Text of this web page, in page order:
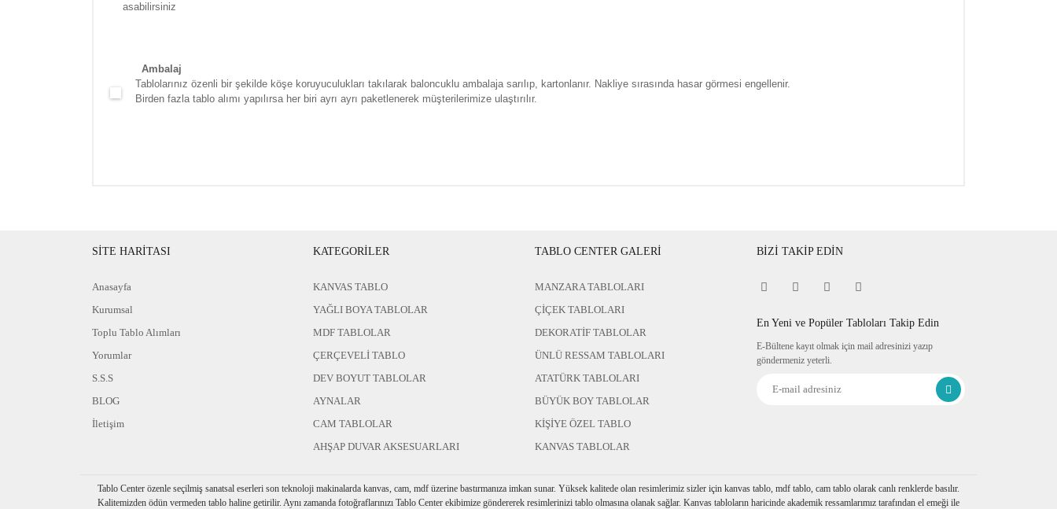
asabilirsiniz
Ambalaj
Tablolarınız özenli bir şekilde köşe koruyuculukları takılarak baloncuklu ambalaja sarılıp, kartonlanır. Nakliye sırasında hasar görmesi engellenir.
Birden fazla tablo alımı yapılırsa her biri ayrı ayrı paketlenerek müşterilerimize ulaştırılır.
SİTE HARİTASI
Anasayfa
Kurumsal
Toplu Tablo Alımları
Yorumlar
S.S.S
BLOG
İletişim
KATEGORİLER
KANVAS TABLO
YAĞLI BOYA TABLOLAR
MDF TABLOLAR
ÇERÇEVELİ TABLO
DEV BOYUT TABLOLAR
AYNALAR
CAM TABLOLAR
AHŞAP DUVAR AKSESUARLARI
TABLO CENTER GALERİ
MANZARA TABLOLARI
ÇİÇEK TABLOLARI
DEKORATİF TABLOLAR
ÜNLÜ RESSAM TABLOLARI
ATATÜRK TABLOLARI
BÜYÜK BOY TABLOLAR
KİŞİYE ÖZEL TABLO
KANVAS TABLOLAR
BİZİ TAKİP EDİN
En Yeni ve Popüler Tabloları Takip Edin
E-Bültene kayıt olmak için mail adresinizi yazıp
göndermeniz yeterli.
Tablo Center özenle seçilmiş sanatsal eserleri son teknoloji makinalarda kanvas, cam, mdf üzerine bastırmanıza imkan sunar. Yüksek kalitede olan resimlerimiz sizler için kanvas tablo, mdf tablo, cam tablo olarak canlı renklerde basılır.
Kalitemizden ödün vermeden tablo haline getirilir. Aynı zamanda fotoğraflarınızı Tablo Center ekibimize göndererek resimlerinizi tablo olmasına olanak sağlar. Kanvas tabloların haricinde akademik ressamlarımız tarafından el emeği ile